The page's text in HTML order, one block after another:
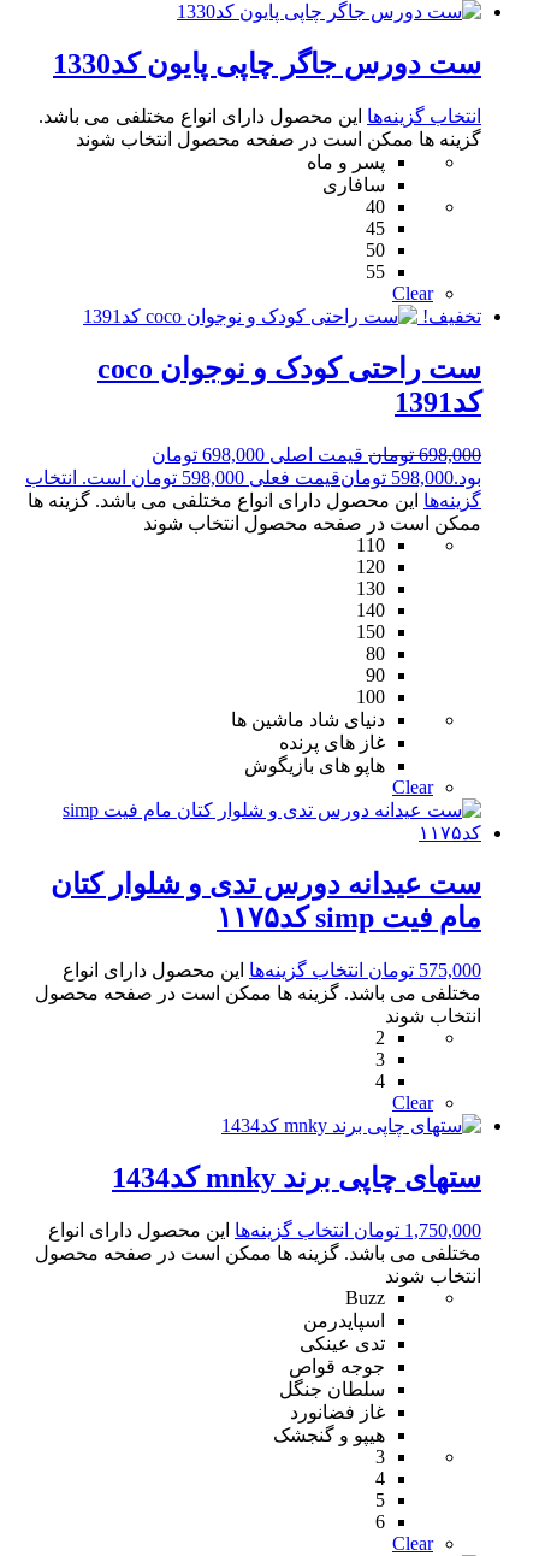
ست دورس جاگر چاپی پایون کد1330
انتخاب گزینه‌ها این محصول دارای انواع مختلفی می باشد.
گزینه ها ممکن است در صفحه محصول انتخاب شوند
پسر و ماه
سافاری
40
45
50
55
Clear
تخفیف!
ست راحتی کودک و نوجوان coco
کد1391
698,000 تومان
قیمت اصلی 698,000 تومان
بود.598,000 تومانقیمت فعلی 598,000 تومان است.
انتخاب
گزینه‌ها این محصول دارای انواع مختلفی می باشد. گزینه ها
ممکن است در صفحه محصول انتخاب شوند
110
120
130
140
150
80
90
100
دنیای شاد ماشین ها
غاز های پرنده
هاپو های بازیگوش
Clear
ست عیدانه دورس تدی و‌ شلوار کتان
مام فیت simp کد۱۱۷۵
575,000 تومان انتخاب گزینه‌ها این محصول دارای انواع
مختلفی می باشد. گزینه ها ممکن است در صفحه محصول
انتخاب شوند
2
3
4
Clear
ستهای چاپی برند mnky کد1434
1,750,000 تومان انتخاب گزینه‌ها این محصول دارای انواع
مختلفی می باشد. گزینه ها ممکن است در صفحه محصول
انتخاب شوند
Buzz
اسپایدرمن
تدی عینکی
جوجه قواص
سلطان جنگل
غاز فضانورد
هیپو و گنجشک
3
4
5
6
Clear